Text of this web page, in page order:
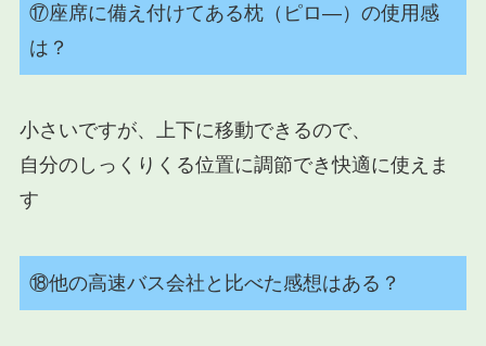
⑰座席に備え付けてある枕（ピロ―）の使用感
は？
小さいですが、上下に移動できるので、
自分のしっくりくる位置に調節でき快適に使えま
す
⑱他の高速バス会社と比べた感想はある？